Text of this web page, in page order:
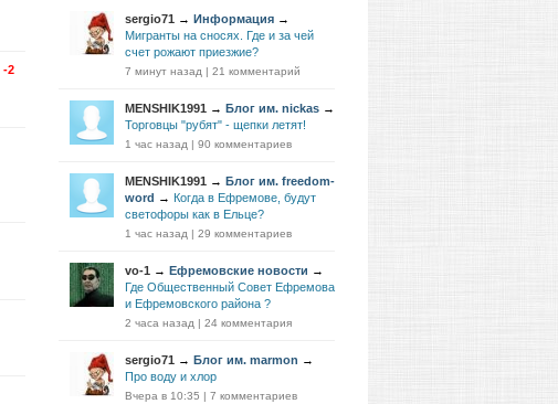
-2
sergio71 → Информация →
Мигранты на сносях. Где и за чей
счет рожают приезжие?
7 минут назад | 21 комментарий
MENSHIK1991 → Блог им. nickas →
Торговцы "рубят" - щепки летят!
1 час назад | 90 комментариев
MENSHIK1991 → Блог им. freedom-
word → Когда в Ефремове, будут
светофоры как в Ельце?
1 час назад | 29 комментариев
vo-1 → Ефремовские новости →
Где Общественный Совет Ефремова
и Ефремовского района ?
2 часа назад | 24 комментария
sergio71 → Блог им. marmon →
Про воду и хлор
Вчера в 10:35 | 7 комментариев